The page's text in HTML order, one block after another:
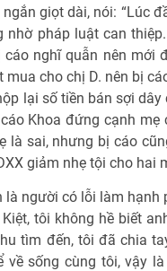
giọt dài, nói: “Lúc
nhờ pháp luật can
nghĩ quẫn nên mới
cho chị D. nên bị
lại số tiền bán sợi
Khoa đứng cạnh mẹ
là sai, nhưng bị cáo
giảm nhẹ tội cho hai
người có lỗi làm hạnh
tôi không hề biết
tìm đến, tôi đã chia
về sống cùng tôi, vậy